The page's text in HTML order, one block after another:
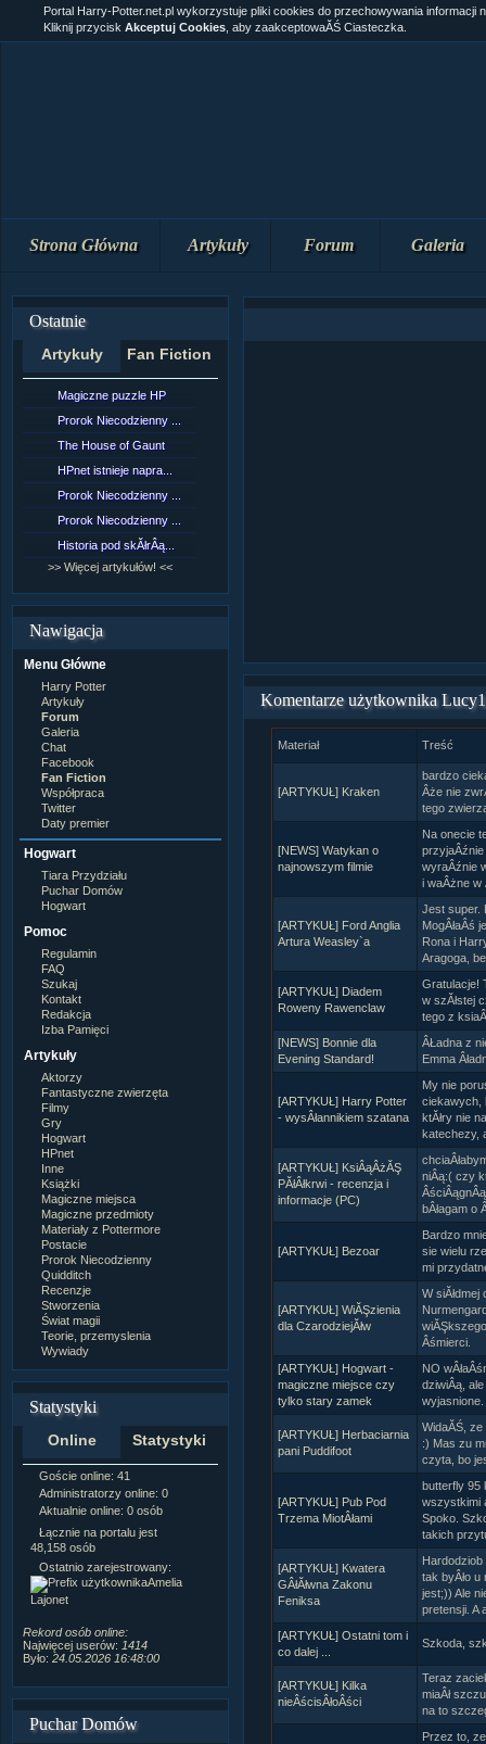
Strona Główna Artykuły Forum Galeria
Ostatnie
Artykuły Fan Fiction
Magiczne puzzle HP
Prorok Niecodzienny ...
The House of Gaunt
HPnet istnieje napra...
Prorok Niecodzienny ...
Prorok Niecodzienny ...
Historia pod skĂłrÂą...
>> Więcej artykułów! <<
Nawigacja
Menu Główne
Harry Potter
Artykuły
Forum
Galeria
Chat
Facebook
Fan Fiction
Współpraca
Twitter
Daty premier
Hogwart
Tiara Przydziału
Puchar Domów
Hogwart
Pomoc
Regulamin
FAQ
Szukaj
Kontakt
Redakcja
Izba Pamięci
Artykuły
Aktorzy
Fantastyczne zwierzęta
Filmy
Gry
Hogwart
HPnet
Inne
Książki
Magiczne miejsca
Magiczne przedmioty
Materiały z Pottermore
Postacie
Prorok Niecodzienny
Quidditch
Recenzje
Stworzenia
Świat magii
Teorie, przemyslenia
Wywiady
Statystyki
Online Statystyki
Goście online: 41
Administratorzy online: 0
Aktualnie online: 0 osób
Łącznie na portalu jest
48,158 osób
Ostatnio zarejestrowany:
Amelia
Lajonet
Rekord osób online:
Najwięcej userów: 1414
Było: 24.05.2026 16:48:00
Napisanych artykułów:1,087
Zdjęć w galerii:
21,490
Komentarzy do materiałów:
Puchar Domów
Portal Harry-Potter.net.pl wykorzystuje pliki cookies do przechowywania informacji
Kliknij przycisk Akceptuj Cookies , aby zaakceptowaĂŚ Ciasteczka.
Komentarze użytkownika
Materiał Treść
[ARTYKUŁ] Kraken
bardzo
Âże nie
tego
[NEWS] Watykan o
najnowszym filmie
Na onecie
wyraÂźnie
i waÂżne w
[ARTYKUŁ] Ford Anglia
Artura Weasley`a
Jest super.
MogÂłaÂś
Rona i
Aragoga,
[ARTYKUŁ] Diadem
Roweny Rawenclaw
Gratulacje!
w szĂłstej
tego z
[NEWS] Bonnie dla
Evening Standard!
ÂŁadna z
Emma
[ARTYKUŁ] Harry Potter
- wysÂłannikiem szatana
My nie
ciekawych,
ktĂłry nie
katechezy,
[ARTYKUŁ] KsiÂąÂżĂŞ
PĂłÂłkrwi - recenzja i
informacje (PC)
niÂą:( czy
bÂłagam o
[ARTYKUŁ] Bezoar
Bardzo
sie wielu
mi
[ARTYKUŁ] WiĂŞzienia
dla CzarodziejĂłw
W
Âśmierci.
[ARTYKUŁ] Hogwart -
magiczne miejsce czy
tylko stary zamek
NO
dziwiÂą,
wyjasnione.
[ARTYKUŁ] Herbaciarnia
pani Puddifoot
WidaĂŚ, ze
:) Mas zu
czyta, bo
[ARTYKUŁ] Pub Pod
Trzema MiotÂłami
butterfly 95
wszystkimi
Spoko.
takich
[ARTYKUŁ] Kwatera
GÂłĂłwna Zakonu
Feniksa
Hardodziob
tak byÂło
jest;)) Ale
pretensji. A
[ARTYKUŁ] Ostatni tom i
co dalej ...
Szkoda,
[ARTYKUŁ] Kilka
nieÂścisÂłoÂści
Teraz
miaÂł
na to
Przez to,